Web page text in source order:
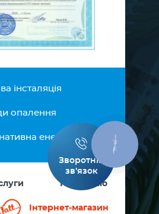
Зворотній
зв’язок
інсталяція
опалення
енергетика
Портфоліо
Інтернет-магазин
КНОПКА
ЗВ'ЯЗКУ